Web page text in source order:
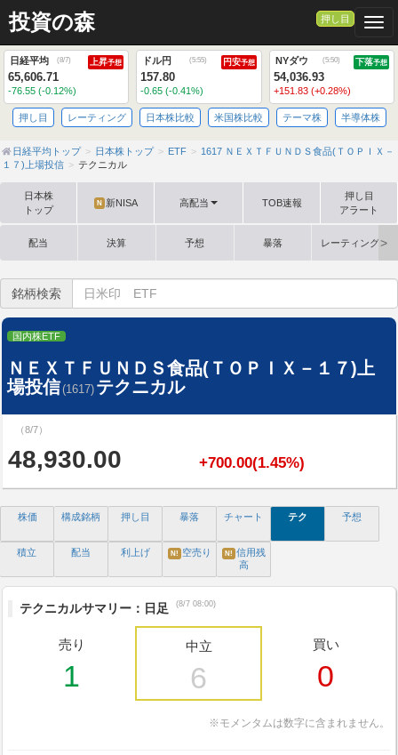
投資の森 押し目
日経平均 (8/7) 上昇予想
65,606.71
-76.55 (-0.12%)
ドル円 (5:55) 円安予想
157.80
-0.65 (-0.41%)
NYダウ (5:50) 下落予想
54,036.93
+151.83 (+0.28%)
押し目 レーティング 日本株比較 米国株比較 テーマ株 半導体株
日経平均トップ 日本株トップ ETF
1617 ＮＥＸＴＦＵＮＤＳ食品(ＴＯＰＩＸ－
１７)上場投信
テクニカル
日本株
トップ
N 新NISA 高配当 TOB速報
押し目
アラート
配当 決算 予想 暴落 レーティング格
銘柄検索
国内株ETF
ＮＥＸＴＦＵＮＤＳ食品(ＴＯＰＩＸ－１７)上
場投信(1617) テクニカル
（8/7）
48,930.00 +700.00(1.45%)
株価 構成銘柄 押し目 暴落 チャート テク 予想
積立 配当 利上げ N! 空売り N! 信用残
高
テクニカルサマリー：日足 (8/7 08:00)
売り
1
中立
6
買い
0
※モメンタムは数字に含まれません。